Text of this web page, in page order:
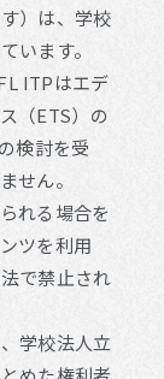
）は、学校
います。
ITPはエデ
（ETS）の
検討を受
せん。
れる場合を
ツを利用
で禁止され
学校法人立